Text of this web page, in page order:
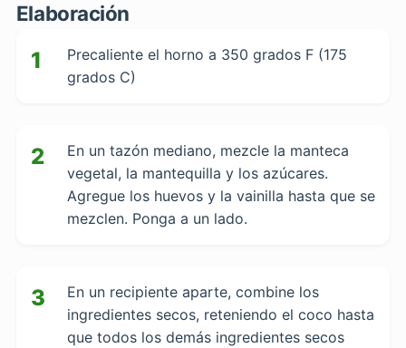
Elaboración
1
Precaliente el horno a 350 grados F (175
grados C)
2
En un tazón mediano, mezcle la manteca
vegetal, la mantequilla y los azúcares.
Agregue los huevos y la vainilla hasta que se
mezclen. Ponga a un lado.
3
En un recipiente aparte, combine los
ingredientes secos, reteniendo el coco hasta
que todos los demás ingredientes secos